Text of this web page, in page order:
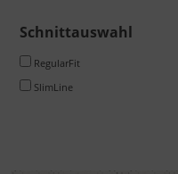
Schnittauswahl
RegularFit
SlimLine